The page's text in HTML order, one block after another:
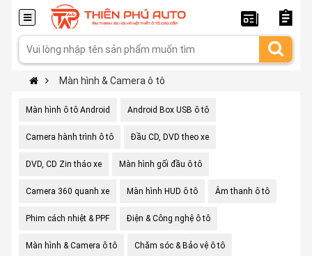
Màn hình & Camera ô tô
Màn hình ô tô Android Android Box USB ô tô
Camera hành trình ô tô Đầu CD, DVD theo xe
DVD, CD Zin tháo xe Màn hình gối đầu ô tô
Camera 360 quanh xe Màn hình HUD ô tô Âm thanh ô tô
Phim cách nhiệt & PPF Điện & Công nghệ ô tô
Màn hình & Camera ô tô Chăm sóc & Bảo vệ ô tô